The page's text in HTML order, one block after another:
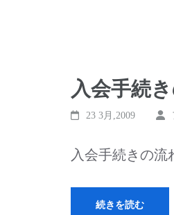
入会手続
23 3月,2009
入会手続きの
続きを読む